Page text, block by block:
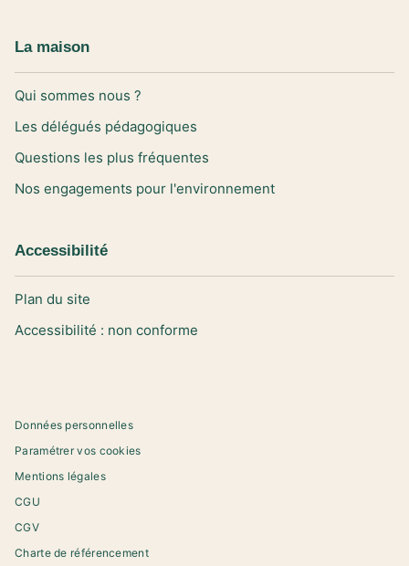
La maison
Qui sommes nous ?
Les délégués pédagogiques
Questions les plus fréquentes
Nos engagements pour l'environnement
Accessibilité
Plan du site
Accessibilité : non conforme
Données personnelles
Paramétrer vos cookies
Mentions légales
CGU
CGV
Charte de référencement